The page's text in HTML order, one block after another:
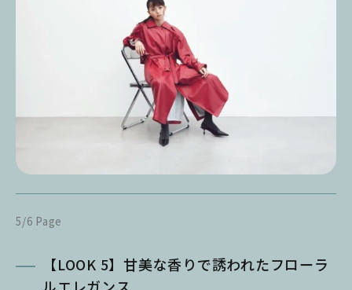
5/6 Page
【LOOK 5】甘美な香りで誘われたフローラ